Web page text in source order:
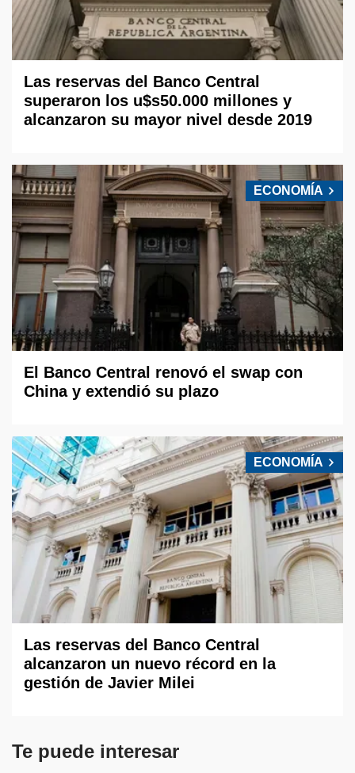
Las reservas del Banco Central
superaron los u$s50.000 millones y
alcanzaron su mayor nivel desde 2019
ECONOMÍA
El Banco Central renovó el swap con
China y extendió su plazo
ECONOMÍA
Las reservas del Banco Central
alcanzaron un nuevo récord en la
gestión de Javier Milei
Te puede interesar